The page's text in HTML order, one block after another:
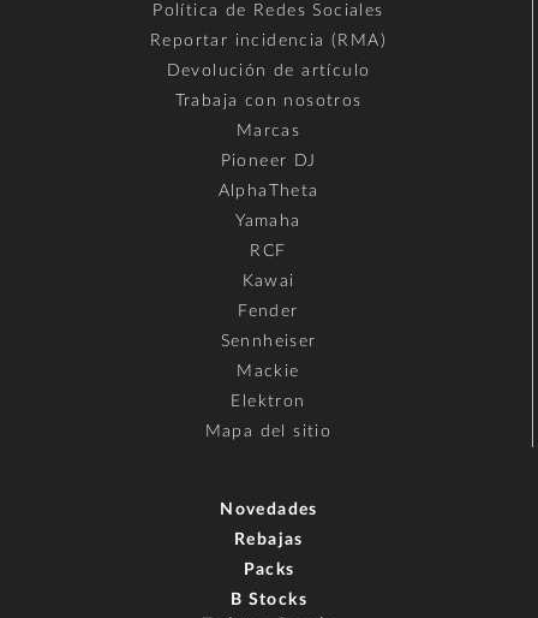
Política de Redes Sociales
Reportar incidencia (RMA)
Devolución de artículo
Trabaja con nosotros
Marcas
Pioneer DJ
AlphaTheta
Yamaha
RCF
Kawai
Fender
Sennheiser
Mackie
Elektron
Mapa del sitio
Novedades
Rebajas
Packs
B Stocks